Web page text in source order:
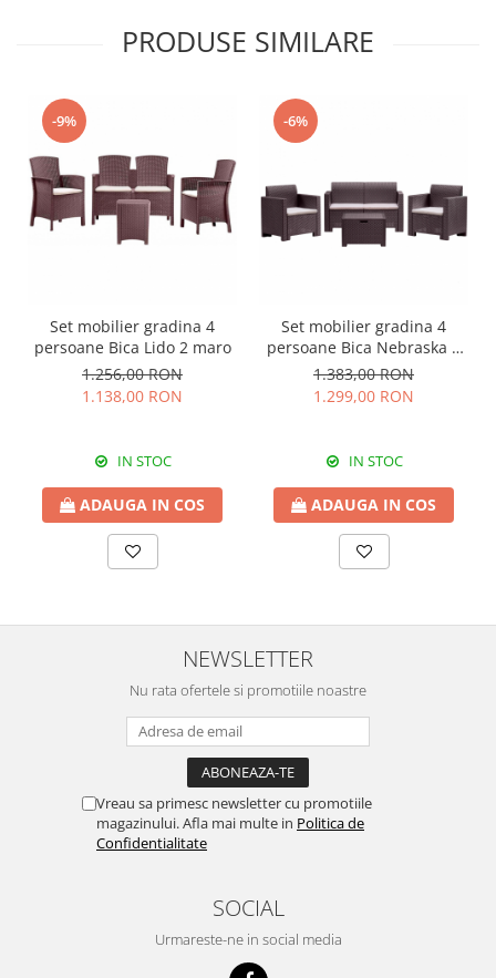
PRODUSE SIMILARE
-9%
Set mobilier gradina 4
persoane Bica Lido 2 maro
1.256,00 RON
1.138,00 RON
IN STOC
ADAUGA IN COS
-6%
Set mobilier gradina 4
persoane Bica Nebraska 2
maro
1.383,00 RON
1.299,00 RON
IN STOC
ADAUGA IN COS
NEWSLETTER
Nu rata ofertele si promotiile noastre
Vreau sa primesc newsletter cu promotiile
magazinului. Afla mai multe in Politica de
Confidentialitate
SOCIAL
Urmareste-ne in social media